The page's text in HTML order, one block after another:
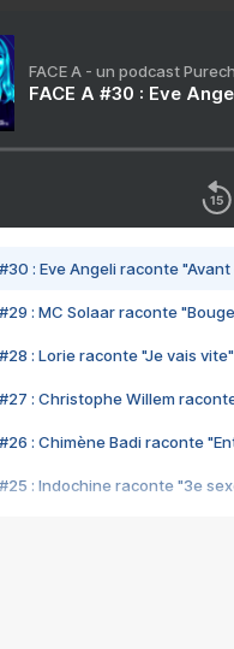
FACE A - un podcast
FACE A #30 : Eve
#30 : Eve Angeli raconte
#29 : MC Solaar raconte
#28 : Lorie raconte "Je vais vite"
#27 : Christophe Willem
#26 : Chimène Badi raconte
#25 : Indochine raconte "3e